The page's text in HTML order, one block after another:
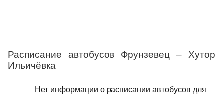
Расписание автобусов Фрунзевец – Хутор
Ильичёвка
Нет информации о расписании автобусов для